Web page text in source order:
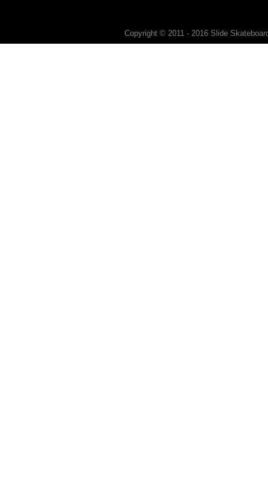
Copyright © 2011 - 2016 Slide